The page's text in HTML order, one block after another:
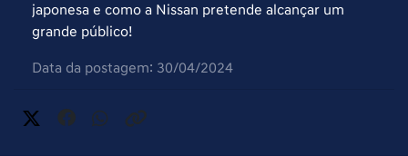
japonesa e como a Nissan pretende alcançar um
grande público!
Data da postagem: 30/04/2024